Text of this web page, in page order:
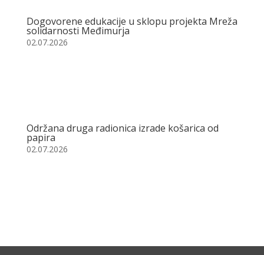
Dogovorene edukacije u sklopu projekta Mreža
solidarnosti Međimurja
02.07.2026
Održana druga radionica izrade košarica od
papira
02.07.2026